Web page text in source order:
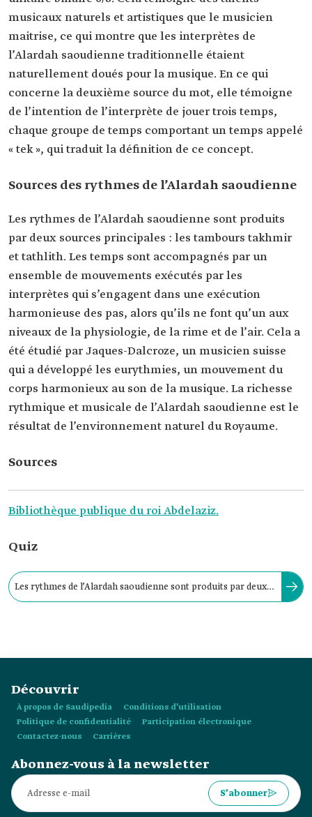
musicaux naturels et artistiques que le musicien
maitrise, ce qui montre que les interprètes de
l’Alardah saoudienne traditionnelle étaient
naturellement doués pour la musique. En ce qui
concerne la deuxième source du mot, elle témoigne
de l’intention de l’interprète de jouer trois temps,
chaque groupe de temps comportant un temps appelé
« tek », qui traduit la définition de ce concept.
Sources des rythmes de l’Alardah saoudienne
Les rythmes de l’Alardah saoudienne sont produits
par deux sources principales : les tambours takhmir
et tathlith. Les temps sont accompagnés par un
ensemble de mouvements exécutés par les
interprètes qui s’engagent dans une exécution
harmonieuse des pas, alors qu’ils ne font qu’un aux
niveaux de la physiologie, de la rime et de l’air. Cela a
été étudié par Jaques-Dalcroze, un musicien suisse
qui a développé les eurythmies, un mouvement du
corps harmonieux au son de la musique. La richesse
rythmique et musicale de l’Alardah saoudienne est le
résultat de l’environnement naturel du Royaume.
Sources
Bibliothèque publique du roi Abdelaziz.
Quiz
Les rythmes de l’Alardah saoudienne sont produits par deux
Découvrir
À propos de Saudipedia
Conditions d’utilisation
Politique de confidentialité
Participation électronique
Contactez-nous
Carrières
Abonnez-vous à la newsletter
S’abonner